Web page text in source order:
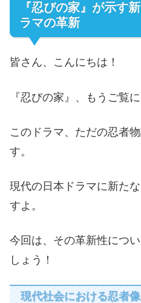
『忍びの家』が示す
ラマの革新
皆さん、こんにちは！
『忍びの家』、もうご覧
このドラマ、ただの忍者
す。
現代の日本ドラマに新た
すよ。
今回は、その革新性につ
しょう！
現代社会における忍者